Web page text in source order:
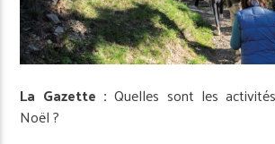
La Gazette : Quelles sont les
Noël ?